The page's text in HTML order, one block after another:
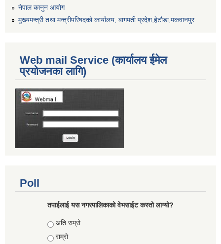
नेपाल कानुन आयोग
मुख्यमन्त्री तथा मन्त्रीपरिषदको कार्यालय, बागमती प्रदेश,हेटाैडा,मकवानपुर
Web mail Service (कार्यालय ईमेल
प्रयोजनका लागि)
Poll
तपाईलाई यस नगरपालिकाको वेभसाईट कस्तो लाग्यो?
Choices
अति राम्रो
राम्रो